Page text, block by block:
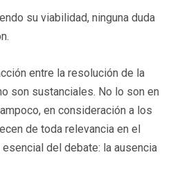
su viabilidad, ninguna duda
entre la resolución de la
son sustanciales. No lo son en
en consideración a los
de toda relevancia en el
del debate: la ausencia